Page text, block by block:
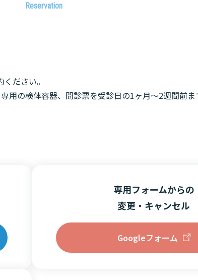
Reservation
ださい。
の検体容器、問診票を受診日の1ヶ月～2週間前ま
専用フォームからの
変更・キャンセル
Googleフォーム